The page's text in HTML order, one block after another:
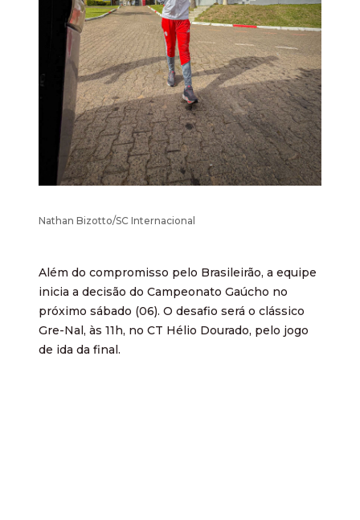
Nathan Bizotto/SC Internacional
Além do compromisso pelo Brasileirão, a equipe
inicia a decisão do Campeonato Gaúcho no
próximo sábado (06). O desafio será o clássico
Gre-Nal, às 11h, no CT Hélio Dourado, pelo jogo
de ida da final.